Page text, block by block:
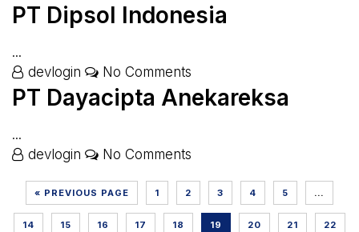
PT Dipsol Indonesia
...
devlogin
No Comments
PT Dayacipta Anekareksa
...
devlogin
No Comments
« PREVIOUS PAGE 1 2 3 4 5 …
14 15 16 17 18 19 20 21 22